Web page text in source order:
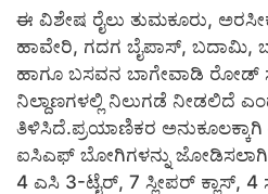
ಈ ವಿಶೇಷ ರೈಲು ತುಮಕೂರು,
ಹಾವೇರಿ, ಗದಗ ಬೈಪಾಸ್, ಬದಾಮಿ,
ಹಾಗೂ ಬಸವನ ಬಾಗೇವಾಡಿ ರೋಡ್
ನಿಲ್ದಾಣಗಳಲ್ಲಿ ನಿಲುಗಡೆ ನೀಡಲಿದೆ
ತಿಳಿಸಿದೆ.ಪ್ರಯಾಣಿಕರ ಅನುಕೂಲಕ್ಕಾಗಿ
ಐಸಿಎಫ್ ಬೋಗಿಗಳನ್ನು
4 ಎಸಿ 3-ಟೈರ್, 7 ಸ್ಲೀಪರ್ ಕ್ಲಾಸ್,